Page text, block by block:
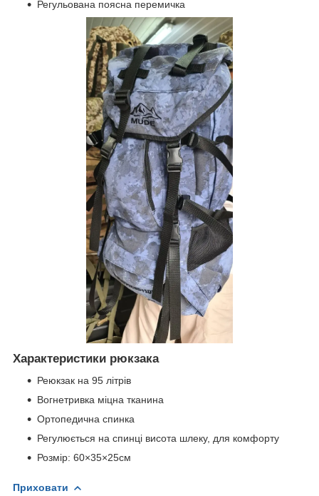
Регульована поясна перемичка
Характеристики рюкзака
Реюкзак на 95 літрів
Вогнетривка міцна тканина
Ортопедична спинка
Регулюється на спинці висота шлеку, для комфорту
Розмір: 60×35×25см
Приховати